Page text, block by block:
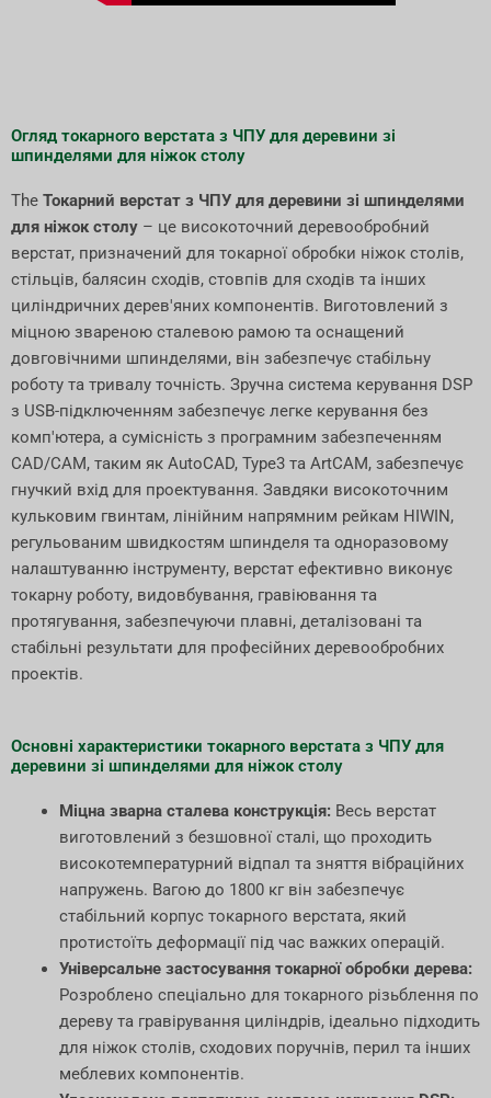
Огляд токарного верстата з ЧПУ для деревини зі
шпинделями для ніжок столу
The Токарний верстат з ЧПУ для деревини зі шпинделями
для ніжок столу – це високоточний деревообробний
верстат, призначений для токарної обробки ніжок столів,
стільців, балясин сходів, стовпів для сходів та інших
циліндричних дерев'яних компонентів. Виготовлений з
міцною звареною сталевою рамою та оснащений
довговічними шпинделями, він забезпечує стабільну
роботу та тривалу точність. Зручна система керування DSP
з USB-підключенням забезпечує легке керування без
комп'ютера, а сумісність з програмним забезпеченням
CAD/CAM, таким як AutoCAD, Type3 та ArtCAM, забезпечує
гнучкий вхід для проектування. Завдяки високоточним
кульковим гвинтам, лінійним напрямним рейкам HIWIN,
регульованим швидкостям шпинделя та одноразовому
налаштуванню інструменту, верстат ефективно виконує
токарну роботу, видовбування, гравіювання та
протягування, забезпечуючи плавні, деталізовані та
стабільні результати для професійних деревообробних
проектів.
Основні характеристики токарного верстата з ЧПУ для
деревини зі шпинделями для ніжок столу
Міцна зварна сталева конструкція:Весь верстат
виготовлений з безшовної сталі, що проходить
високотемпературний відпал та зняття вібраційних
напружень. Вагою до 1800 кг він забезпечує
стабільний корпус токарного верстата, який
протистоїть деформації під час важких операцій.
Універсальне застосування токарної обробки дерева:
Розроблено спеціально для токарного різьблення по
дереву та гравірування циліндрів, ідеально підходить
для ніжок столів, сходових поручнів, перил та інших
меблевих компонентів.